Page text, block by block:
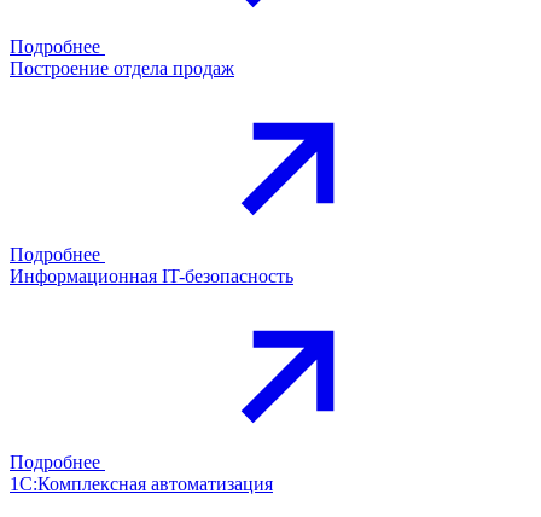
Подробнее
Построение отдела продаж
Подробнее
Информационная IT-безопасность
Подробнее
1С:Комплексная автоматизация